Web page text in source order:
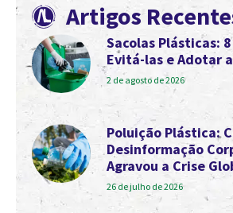
Artigos
Sacolas Plásticas:
Evitá-las e Adotar
2 de agosto de 2026
Poluição Plástica:
Desinformação
Agravou a Crise
26 de julho de 2026